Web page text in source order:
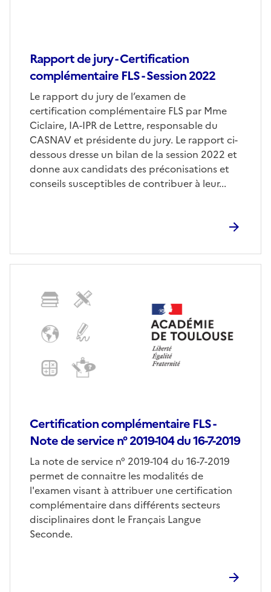
Rapport de jury - Certification
complémentaire FLS - Session 2022
Le rapport du jury de l’examen de
certification complémentaire FLS par Mme
Ciclaire, IA-IPR de Lettre, responsable du
CASNAV et présidente du jury. Le rapport ci-
dessous dresse un bilan de la session 2022 et
donne aux candidats des préconisations et
conseils susceptibles de contribuer à leur...
Certification complémentaire FLS -
Note de service n° 2019-104 du 16-7-2019
Corps
La note de service n° 2019-104 du 16-7-2019
permet de connaitre les modalités de
l'examen visant à attribuer une certification
complémentaire dans différents secteurs
disciplinaires dont le Français Langue
Seconde.